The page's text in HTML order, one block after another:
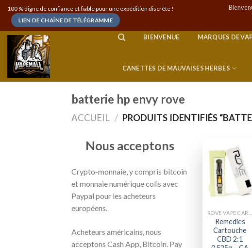
Skip
content
100 % digne de confiance et fiable pour une expédition discrète !
LIEN DE CHAÎNE DE TÉLÉGRAMME
BIENVENUE MARQUES DE
CANETTES DE MAUVAISES HERBES
batterie hp envy rove
ACCUEIL / PRODUITS IDENTIFIÉS
Nous acceptons
Crypto-monnaie, y compris bitcoin
et monnaie numérique colis avec
Paypal pour les acheteurs
européens.
Acheteurs américains, nous
acceptons Cash App, Bitcoin. Pay
Add to
wishlist
Remedies
Cartouche
CBD 2:1